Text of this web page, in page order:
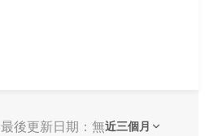
最後更新日期：無近三個月